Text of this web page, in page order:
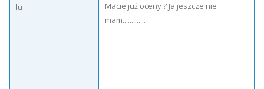
lu
Macie już oceny ? Ja jeszcze nie
mam.............